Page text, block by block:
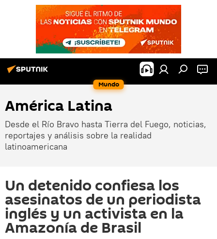
Mundo
América Latina
Desde el Río Bravo hasta Tierra del Fuego, noticias,
reportajes y análisis sobre la realidad
latinoamericana
Un detenido confiesa los
asesinatos de un periodista
inglés y un activista en la
Amazonía de Brasil